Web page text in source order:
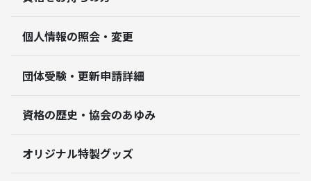
個人情報の照会・変更
団体受験・更新申請詳細
資格の歴史・協会のあゆみ
オリジナル特製グッズ